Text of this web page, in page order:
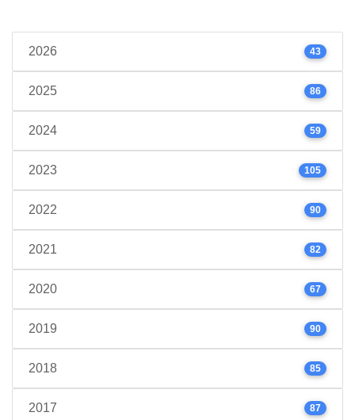
2026 43
2025 86
2024 59
2023 105
2022 90
2021 82
2020 67
2019 90
2018 85
2017 87